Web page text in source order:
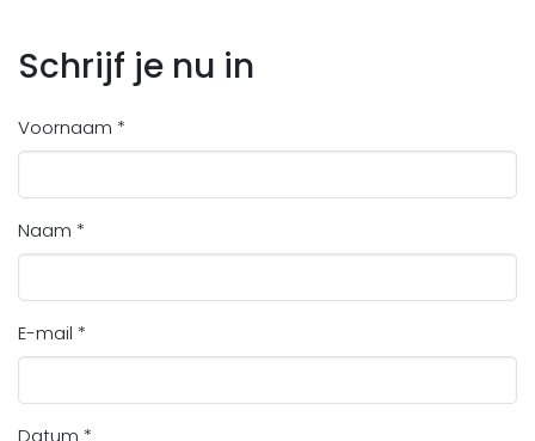
Schrijf je nu in
Voornaam *
Naam *
E-mail *
Datum *